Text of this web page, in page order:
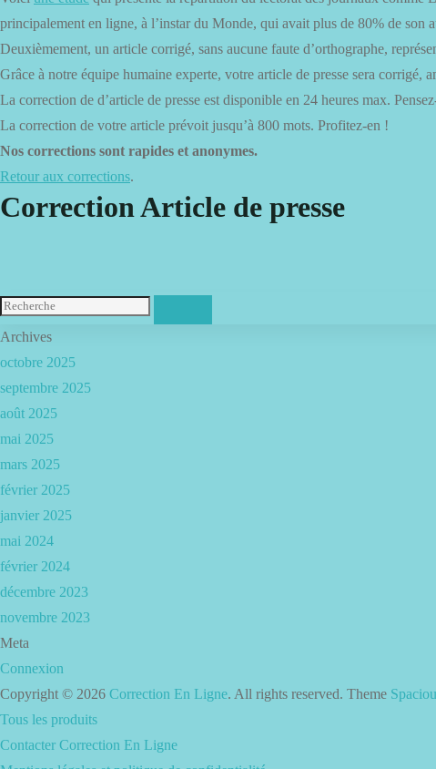
principalement en ligne, à l’instar du Monde, qui avait plus de 80% de son
Deuxièmement, un article corrigé, sans aucune faute d’orthographe,
Grâce à notre équipe humaine experte, votre article de presse sera corrigé,
La correction de d’article de presse est disponible en 24 heures max.
La correction de votre article prévoit jusqu’à 800 mots. Profitez-en !
Nos corrections sont rapides et anonymes.
Retour aux corrections.
Correction Article de presse
Archives
octobre 2025
septembre 2025
août 2025
mai 2025
mars 2025
février 2025
janvier 2025
mai 2024
février 2024
décembre 2023
novembre 2023
Meta
Connexion
Copyright © 2026 Correction En Ligne. All rights reserved. Theme
Tous les produits
Contacter Correction En Ligne